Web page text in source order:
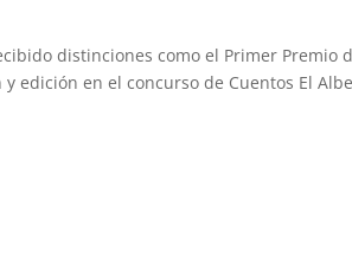
distinciones como el Primer Premio
edición en el concurso de Cuentos El